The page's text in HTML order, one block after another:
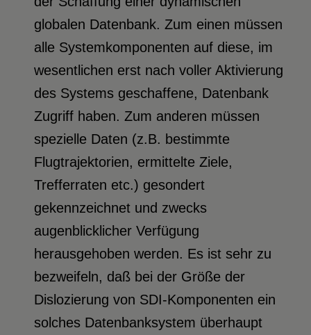
globalen Datenbank. Zum einen müssen
alle Systemkomponenten auf diese, im
wesentlichen erst nach voller Aktivierung
des Systems geschaffene, Datenbank
Zugriff haben. Zum anderen müssen
spezielle Daten (z.B. bestimmte
Flugtrajektorien, ermittelte Ziele,
Trefferraten etc.) gesondert
gekennzeichnet und zwecks
augenblicklicher Verfügung
herausgehoben werden. Es ist sehr zu
bezweifeln, daß bei der Größe der
Dislozierung von SDI-Komponenten ein
solches Datenbanksystem überhaupt